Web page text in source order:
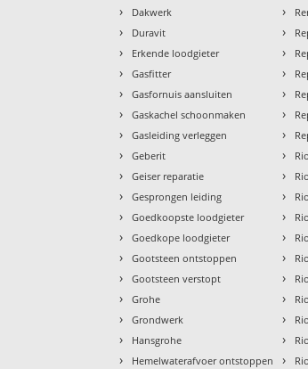
› Dakwerk
› Duravit
› Erkende loodgieter
› Gasfitter
› Gasfornuis aansluiten
› Gaskachel schoonmaken
› Gasleiding verleggen
› Geberit
› Geiser reparatie
› Gesprongen leiding
› Goedkoopste loodgieter
› Goedkope loodgieter
› Gootsteen ontstoppen
› Gootsteen verstopt
› Grohe
› Grondwerk
› Hansgrohe
› Hemelwaterafvoer ontstoppen
›
›
›
›
›
›
›
›
›
›
›
›
›
›
›
›
›
›